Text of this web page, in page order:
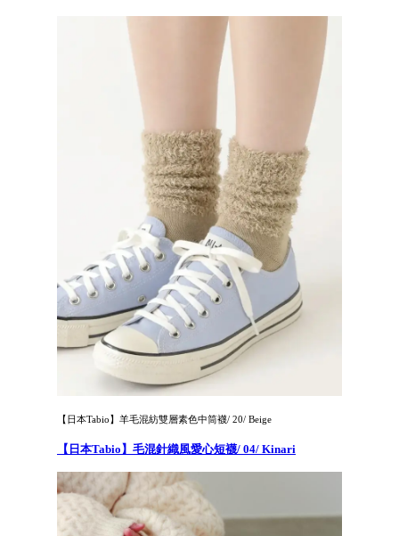
【日本Tabio】羊毛混紡雙層素色中筒襪/ 20/ Beige
【日本Tabio】毛混針織風愛心短襪/ 04/ Kinari